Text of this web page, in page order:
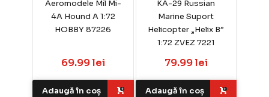
Aeromodele Mil Mi-
4A Hound A 1:72
HOBBY 87226
69.99 lei
Adaugă în coș
KA-29 Russian
Marine Suport
Helicopter „Helix B”
1:72 ZVEZ 7221
79.99 lei
Adaugă în coș